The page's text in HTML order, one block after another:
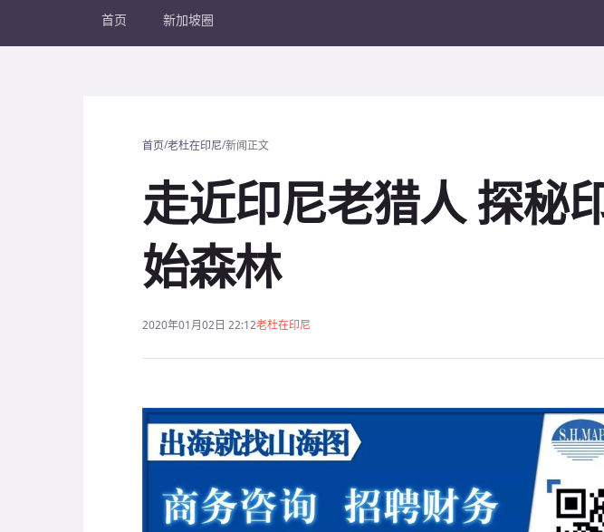
首页 新加坡圈
首页/老杜在印尼/新闻正文
走近印尼老猎人 探秘
始森林
2020年01月02日 22:12老杜在印尼